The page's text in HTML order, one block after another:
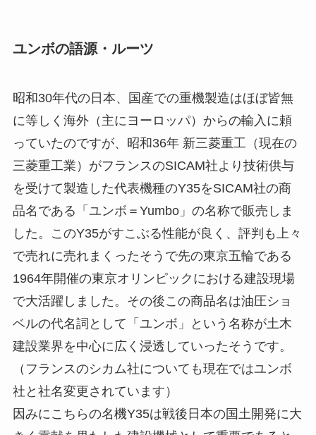
ユンボの語源・ルーツ
昭和30年代の日本、国産での重機製造はほぼ皆無
に等しく海外（主にヨーロッパ）からの輸入に頼
っていたのですが、昭和36年 新三菱重工（現在の
三菱重工業）がフランスのSICAM社より技術供与
を受けて製造した代表機種のY35をSICAM社の商
品名である「ユンボ＝Yumbo」の名称で販売しま
した。このY35がすこぶる性能が良く、評判も上々
で売れに売れまくったそうで先の東京五輪である
1964年開催の東京オリンピックにおける建設現場
で大活躍しました。その後この商品名は油圧ショ
ベルの代名詞として「ユンボ」という名称が土木
建設業界を中心に広く浸透していったそうです。
（フランスのシカム社についても現在ではユンボ
社と社名変更されています）
因みにこちらの名機Y35は戦後日本の国土開発に大